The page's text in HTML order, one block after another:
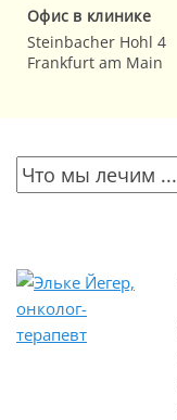
Офис в клинике
Steinbacher Hohl 4
Frankfurt am Main